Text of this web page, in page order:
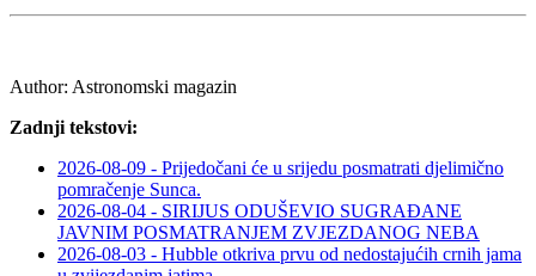
Author: Astronomski magazin
Zadnji tekstovi:
2026-08-09 - Prijedočani će u srijedu posmatrati djelimično
pomračenje Sunca.
2026-08-04 - SIRIJUS ODUŠEVIO SUGRAĐANE
JAVNIM POSMATRANJEM ZVJEZDANOG NEBA
2026-08-03 - Hubble otkriva prvu od nedostajućih crnih jama